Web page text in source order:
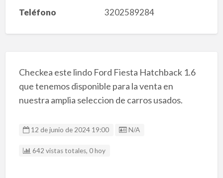
Teléfono 3202589284
Checkea este lindo Ford Fiesta Hatchback 1.6
que tenemos disponible para la venta en
nuestra amplia seleccion de carros usados.
12 de junio de 2024 19:00 Listing ID
N/A
642 vistas totales, 0 hoy